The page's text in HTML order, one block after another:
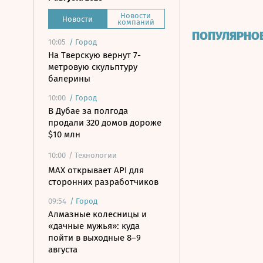
Новости Новости
компаний
10:05 / Город
На Тверскую вернут 7-
метровую скульптуру
балерины
10:00 / Город
В Дубае за полгода
продали 320 домов дороже
$10 млн
10:00 / Технологии
MAX открывает API для
сторонних разработчиков
09:54 / Город
Алмазные колесницы и
«дачные мужья»: куда
пойти в выходные 8–9
августа